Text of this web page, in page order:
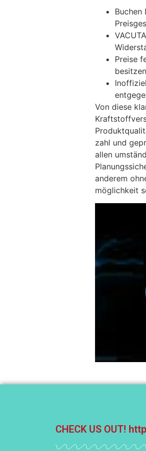
Preise
Von diese
zahl und
allen
anderem
möglichkeit
CHECK US OUT!